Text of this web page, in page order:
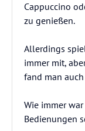
Cappuccino
zu genießen.
Allerdings
immer mit,
fand man
Wie immer
Bedienungen